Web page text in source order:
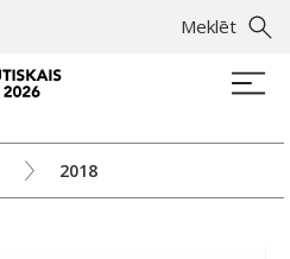
Meklēt
2018